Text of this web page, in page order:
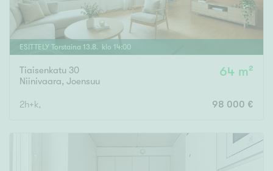
ESITTELY Torstaina 13.8. klo 14:00
Tiaisenkatu 30
Niinivaara, Joensuu
64 m²
2h+k, 98 000 €